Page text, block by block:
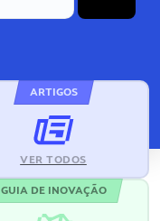
ARTIGOS
VER TODOS
GUIA DE INOVAÇÃO